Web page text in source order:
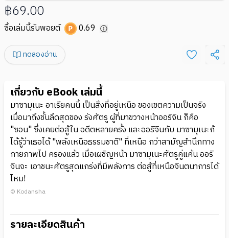
฿69.00
ซื้อเล่มนี้รับพอยต์ 0.69
ทดลองอ่าน
เกี่ยวกับ eBook เล่มนี้
มาซามุเนะ อาเรียคนนี้ เป็นสิ่งที่อยู่เหนือ ของเขตความเป็นจริง
เมื่อมาถึงชั้นลึดสุดของ รังศัตรู ผู้ที่มาขวางหน้าออริจิน ก็คือ
"ซอน" ซึ่งเคยต่อสู้ใน อดีตหลายครั้ง และออริจินกับ มาซามุเนะก้
ได้รู้ว่าเธอได้ "พลังเหนือธรรมชาติ" ที่เหนือ กว่าสามัญสำนึกทาง
กายภาพไป ครองแล้ว เมื่อเผชิญหน้า มาซามุเนะศัตรูคู่แค้น ออริ
จินจะ เอาชนะศัตรูสุดแกร่งที่มีพลังการ ต่อสู้ที่เหนือจินตนาการได้
ไหม!
© Kodansha
รายละเอียดสินค้า